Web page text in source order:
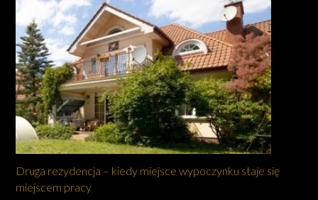
Druga rezydencja – kiedy miejsce wypoczynku staje się
miejscem pracy